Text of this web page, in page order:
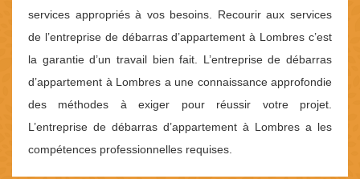
services appropriés à vos besoins. Recourir aux services
de l’entreprise de débarras d’appartement à Lombres c’est
la garantie d’un travail bien fait. L’entreprise de débarras
d’appartement à Lombres a une connaissance approfondie
des méthodes à exiger pour réussir votre projet.
L’entreprise de débarras d’appartement à Lombres a les
compétences professionnelles requises.